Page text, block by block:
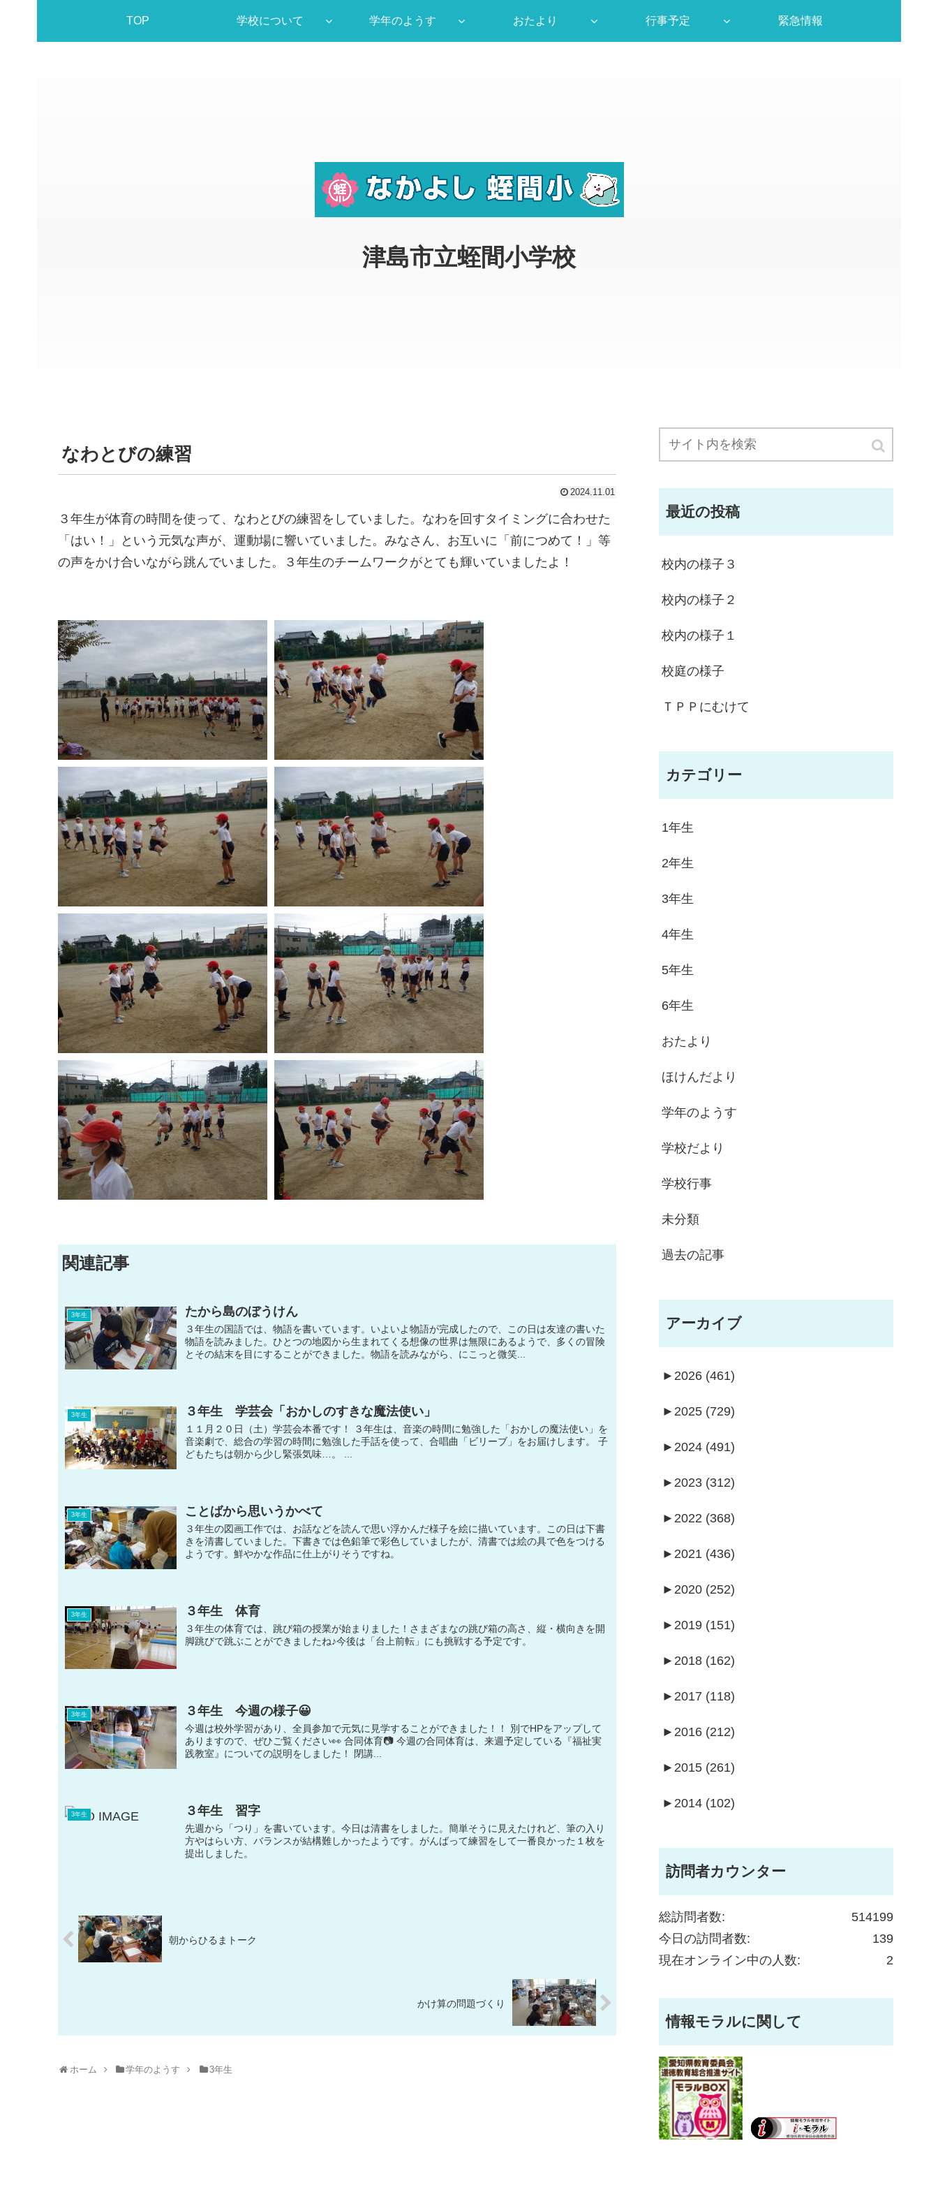
TOP 学校について 学年のようす おたより 行事予定 緊急情報
なわとびの練習
2024.11.01
３年生が体育の時間を使って、なわとびの練習をしていました。なわを回すタイミングに合わせた
「はい！」という元気な声が、運動場に響いていました。みなさん、お互いに「前につめて！」等
の声をかけ合いながら跳んでいました。３年生のチームワークがとても輝いていましたよ！
関連記事
3年生 たから島のぼうけん
３年生の国語では、物語を書いています。いよいよ物語が完成したので、この日は友達の書いた
物語を読みました。ひとつの地図から生まれてくる想像の世界は無限にあるようで、多くの冒険
とその結末を目にすることができました。物語を読みながら、にこっと微笑...
3年生 ３年生 学芸会「おかしのすきな魔法使い」
１１月２０日（土）学芸会本番です！ ３年生は、音楽の時間に勉強した「おかしの魔法使い」を
音楽劇で、総合の学習の時間に勉強した手話を使って、合唱曲「ビリーブ」をお届けします。 子
どもたちは朝から少し緊張気味…。 ...
3年生 ことばから思いうかべて
３年生の図画工作では、お話などを読んで思い浮かんだ様子を絵に描いています。この日は下書
きを清書していました。下書きでは色鉛筆で彩色していましたが、清書では絵の具で色をつける
ようです。鮮やかな作品に仕上がりそうですね。
3年生 ３年生 体育
３年生の体育では、跳び箱の授業が始まりました！さまざまなの跳び箱の高さ、縦・横向きを開
脚跳びで跳ぶことができましたね♪今後は「台上前転」にも挑戦する予定です。
3年生 ３年生 今週の様子😀
今週は校外学習があり、全員参加で元気に見学することができました！！ 別でHPをアップして
ありますので、ぜひご覧ください👀 合同体育📷 今週の合同体育は、来週予定している『福祉実
践教室』についての説明をしました！ 閉講...
3年生 ３年生 習字
先週から「つり」を書いています。今日は清書をしました。簡単そうに見えたけれど、筆の入り
方やはらい方、バランスが結構難しかったようです。がんばって練習をして一番良かった１枚を
提出しました。
朝からひるまトーク
かけ算の問題づくり
ホーム 学年のようす 3年生
最近の投稿
校内の様子３
校内の様子２
校内の様子１
校庭の様子
ＴＰＰにむけて
カテゴリー
1年生
2年生
3年生
4年生
5年生
6年生
おたより
ほけんだより
学年のようす
学校だより
学校行事
未分類
過去の記事
アーカイブ
► 2026 (461)
► 2025 (729)
► 2024 (491)
► 2023 (312)
► 2022 (368)
► 2021 (436)
► 2020 (252)
► 2019 (151)
► 2018 (162)
► 2017 (118)
► 2016 (212)
► 2015 (261)
► 2014 (102)
訪問者カウンター
514199
総訪問者数:
139
今日の訪問者数:
2
現在オンライン中の人数:
情報モラルに関して